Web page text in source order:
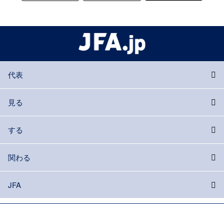
代表
見る
する
関わる
JFA